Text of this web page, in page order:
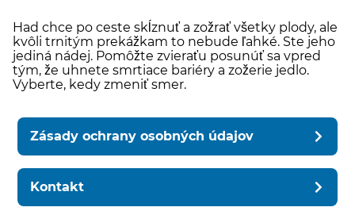
Had chce po ceste skĺznuť a zožrať všetky plody, ale
kvôli trnitým prekážkam to nebude ľahké. Ste jeho
jediná nádej. Pomôžte zvieraťu posunúť sa vpred
tým, že uhnete smrtiace bariéry a zožerie jedlo.
Vyberte, kedy zmeniť smer.
Zásady ochrany osobných údajov
Kontakt